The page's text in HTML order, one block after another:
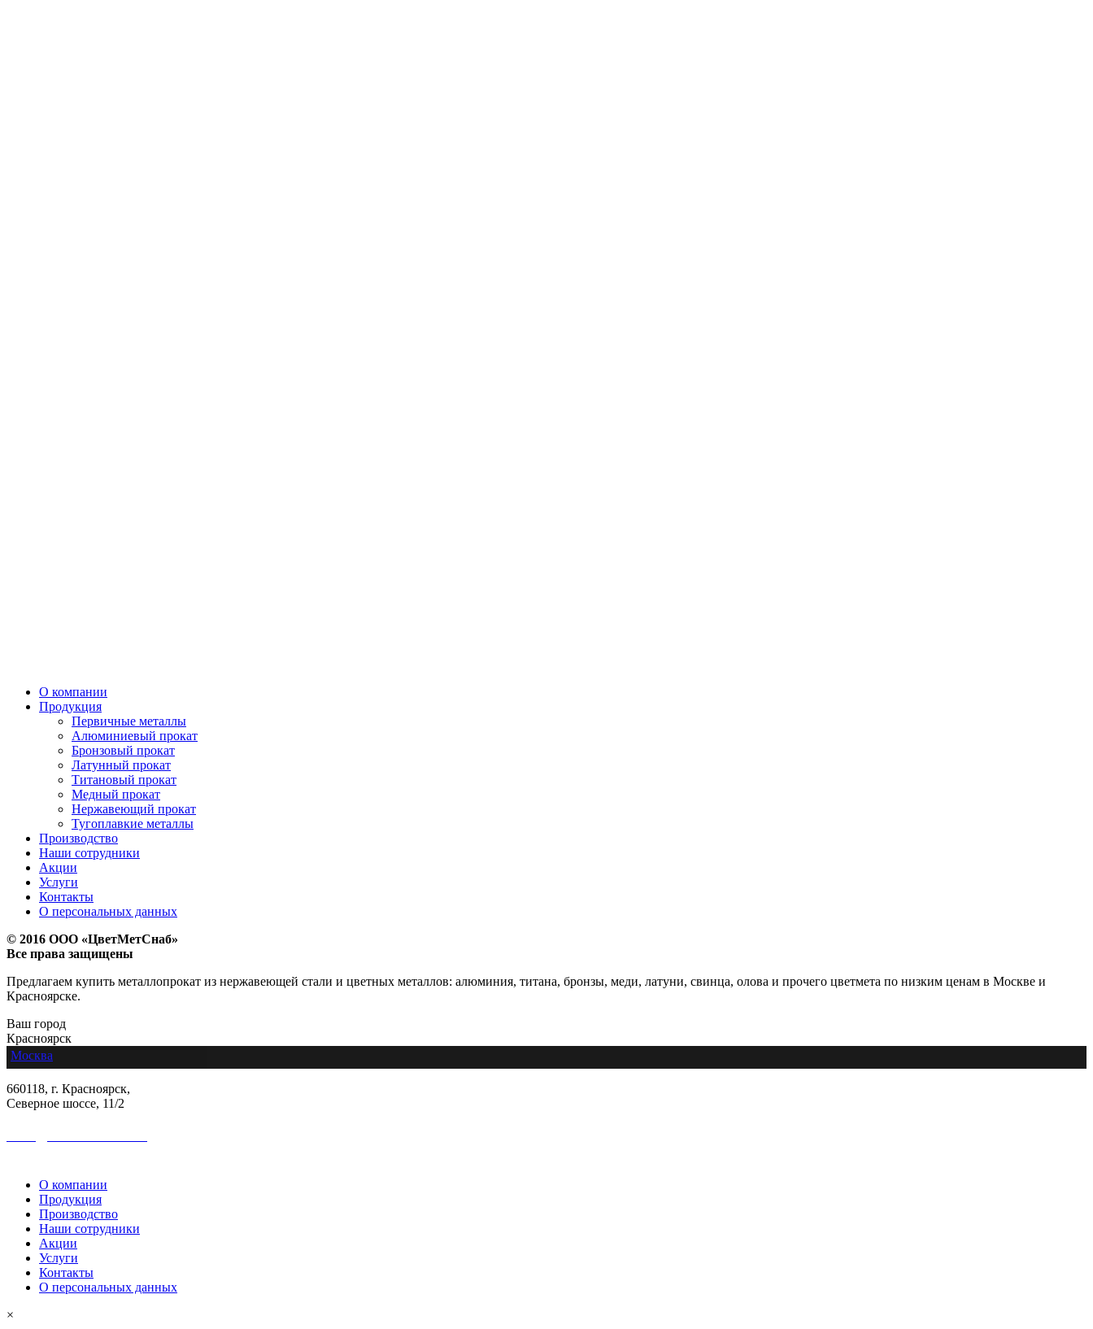
О компании
Продукция
Первичные металлы
Алюминиевый прокат
Бронзовый прокат
Латунный прокат
Титановый прокат
Медный прокат
Нержавеющий прокат
Тугоплавкие металлы
Производство
Наши сотрудники
Акции
Услуги
Контакты
О персональных данных
© 2016 ООО «ЦветМетСнаб»
Все права защищены
Предлагаем купить металлопрокат из нержавеющей стали и цветных металлов: алюминия, титана, бронзы, меди, латуни, свинца, олова и прочего цветмета по низким ценам в Москве и
Красноярске.
Ваш город
Красноярск
Москва
660118, г. Красноярск,
Северное шоссе, 11/2
О компании
Продукция
Производство
Наши сотрудники
Акции
Услуги
Контакты
О персональных данных
×